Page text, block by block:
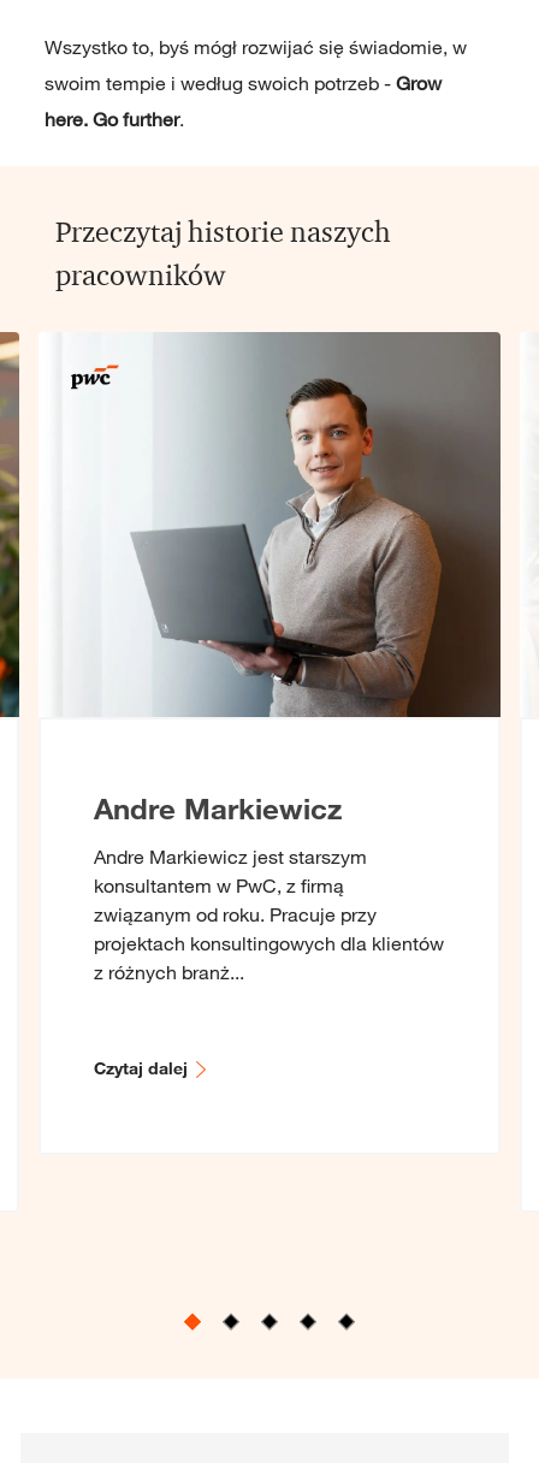
Wszystko to, byś mógł rozwijać się świadomie, w
swoim tempie i według swoich potrzeb - Grow
here. Go further.
Przeczytaj historie naszych
pracowników
Andre Markiewicz
Andre Markiewicz jest starszym
konsultantem w PwC, z firmą
związanym od roku. Pracuje przy
projektach konsultingowych dla klientów
z różnych branż...
Czytaj dalej